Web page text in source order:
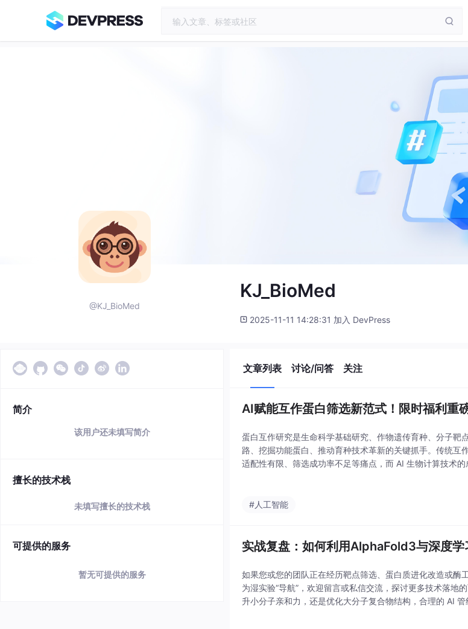
@KJ_BioMed
KJ_BioMed
2025-11-11 14:28:31 加入 DevPress
简介
该用户还未填写简介
擅长的技术栈
未填写擅长的技术栈
可提供的服务
暂无可提供的服务
文章列表 讨论/问答 关注
AI赋能互作蛋白筛选新范式！限时福利重
蛋白互作研究是生命科学基础研究、作物遗传育种、分子靶
路、挖掘功能蛋白、推动育种技术革新的关键抓手。传统互
适配性有限、筛选成功率不足等痛点，而 AI 生物计算技术
#人工智能
实战复盘：如何利用AlphaFold3与深度学
如果您或您的团队正在经历靶点筛选、蛋白质进化改造或酶
为湿实验“导航”，欢迎留言或私信交流，探讨更多技术落地
升小分子亲和力，还是优化大分子复合物结构，合理的 AI